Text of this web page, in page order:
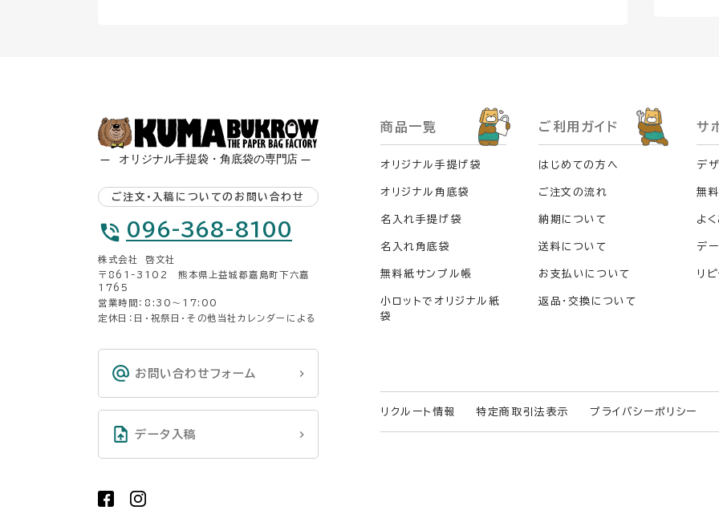
ご注文・入稿についてのお問い合わせ
096-368-8100
株式会社 啓文社
〒861-3102 熊本県上益城郡嘉島町下六嘉
1765
営業時間：8:30〜17:00
定休日：日・祝祭日・その他当社カレンダーによる
お問い合わせフォーム
データ入稿
商品一覧
オリジナル手提げ袋
オリジナル角底袋
名入れ手提げ袋
名入れ角底袋
無料紙サンプル帳
小ロットでオリジナル紙
袋
ご利用ガイド
はじめての方へ
ご注文の流れ
納期について
送料について
お支払いについて
返品・交換について
サ
デ
無
よ
デ
リ
リクルート情報 特定商取引法表示 プライバシーポリシー